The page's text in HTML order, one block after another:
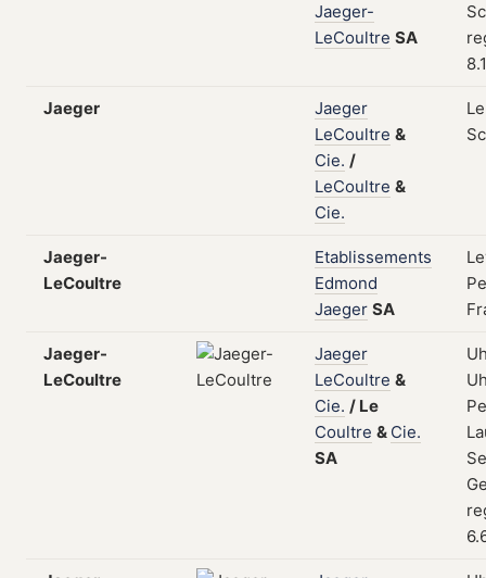
Jaeger-
LeCoultre SA
Jaeger
Jaeger
LeCoultre &
Cie. /
LeCoultre &
Cie.
Jaeger-
LeCoultre
Etablissements
Edmond
Jaeger SA
Jaeger-
LeCoultre
Jaeger
LeCoultre &
Cie. / Le
Coultre & Cie.
SA